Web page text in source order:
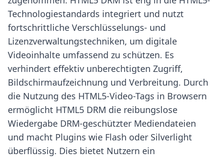
Technologiestandards integriert und nutzt
fortschrittliche Verschlüsselungs- und
Lizenzverwaltungstechniken, um digitale
Videoinhalte umfassend zu schützen. Es
verhindert effektiv unberechtigten Zugriff,
Bildschirmaufzeichnung und Verbreitung. Durch
die Nutzung des HTML5-Video-Tags in Browsern
ermöglicht HTML5 DRM die reibungslose
Wiedergabe DRM-geschützter Mediendateien
und macht Plugins wie Flash oder Silverlight
überflüssig. Dies bietet Nutzern ein